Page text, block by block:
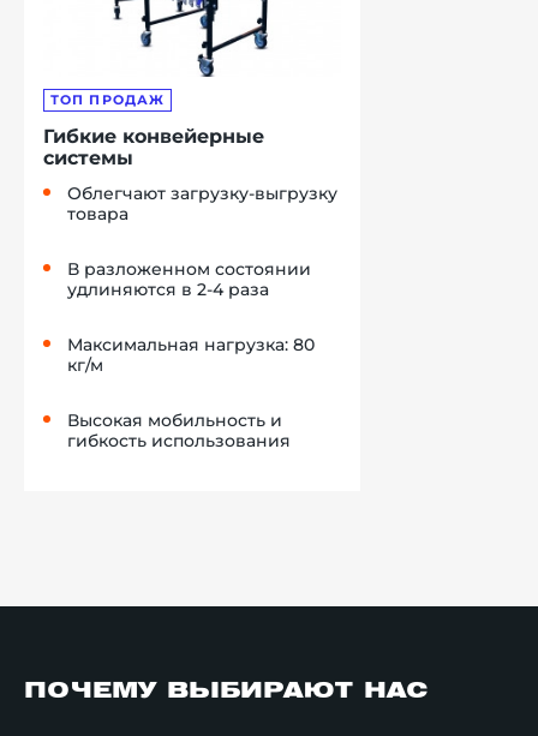
ТОП ПРОДАЖ
Гибкие конвейерные
системы
Облегчают загрузку-выгрузку
товара
В разложенном состоянии
удлиняются в 2-4 раза
Максимальная нагрузка: 80
кг/м
Высокая мобильность и
гибкость использования
ПОЧЕМУ ВЫБИРАЮТ НАС